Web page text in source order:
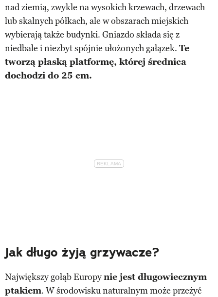
nad ziemią, zwykle na wysokich krzewach, drzewach
lub skalnych półkach, ale w obszarach miejskich
wybierają także budynki. Gniazdo składa się z
niedbale i niezbyt spójnie ułożonych gałązek. Te
tworzą płaską platformę, której średnica
dochodzi do 25 cm.
Jak długo żyją grzywacze?
Największy gołąb Europynie jest długowiecznym
ptakiem. W środowisku naturalnym może przeżyć